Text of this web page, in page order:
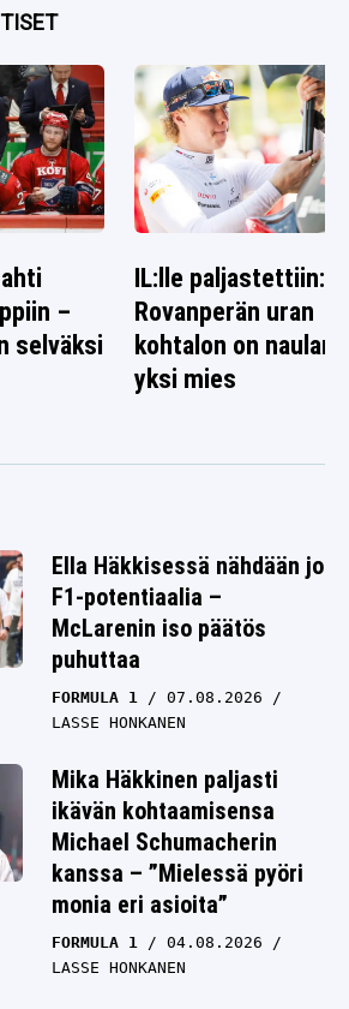
–
selväksi
IL:lle paljastettiin:
Rovanperän uran
kohtalon on
yksi mies
Ella Häkkisessä nähdään jo
F1-potentiaalia –
McLarenin iso päätös
puhuttaa
FORMULA 1
07.08.2026
LASSE HONKANEN
Mika Häkkinen paljasti
ikävän kohtaamisensa
Michael Schumacherin
kanssa – ”Mielessä pyöri
monia eri asioita”
FORMULA 1
04.08.2026
LASSE HONKANEN